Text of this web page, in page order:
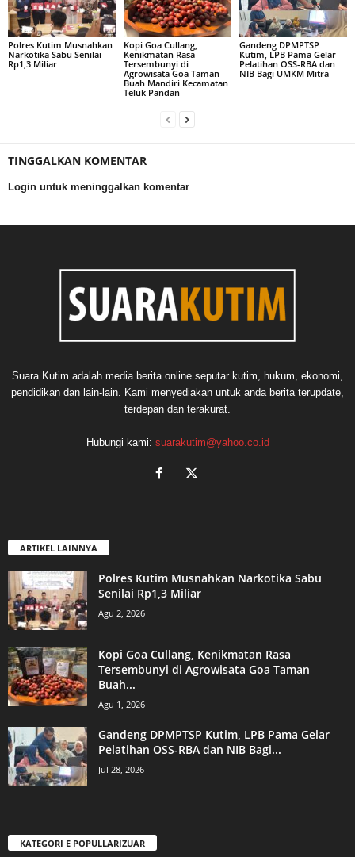
Polres Kutim Musnahkan
Narkotika Sabu Senilai
Rp1,3 Miliar
Kopi Goa Cullang,
Kenikmatan Rasa
Tersembunyi di
Agrowisata Goa Taman
Buah Mandiri Kecamatan
Teluk Pandan
Gandeng DPMPTSP
Kutim, LPB Pama Gelar
Pelatihan OSS-RBA dan
NIB Bagi UMKM Mitra
TINGGALKAN KOMENTAR
Login untuk meninggalkan komentar
Suara Kutim adalah media berita online seputar kutim, hukum, ekonomi,
pendidikan dan lain-lain. Kami menyediakan untuk anda berita terupdate,
terdepan dan terakurat.
Hubungi kami: suarakutim@yahoo.co.id
ARTIKEL LAINNYA
Polres Kutim Musnahkan Narkotika Sabu
Senilai Rp1,3 Miliar
Agu 2, 2026
Kopi Goa Cullang, Kenikmatan Rasa
Tersembunyi di Agrowisata Goa Taman
Buah...
Agu 1, 2026
Gandeng DPMPTSP Kutim, LPB Pama Gelar
Pelatihan OSS-RBA dan NIB Bagi...
Jul 28, 2026
KATEGORI E POPULLARIZUAR